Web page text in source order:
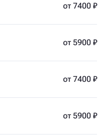
от 7400 ₽
от 5900 ₽
от 7400 ₽
от 5900 ₽